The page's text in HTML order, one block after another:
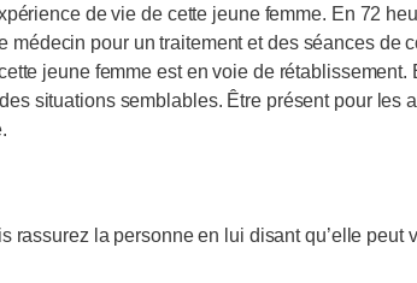
de vie de cette jeune femme. En 72
médecin pour un traitement et des séances de
jeune femme est en voie de rétablissement.
situations semblables. Être présent pour les
rassurez la personne en lui disant qu’elle peut